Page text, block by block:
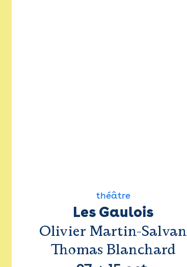
théâtre
Les Gaulois
Olivier Martin-Salvan
Thomas Blanchard